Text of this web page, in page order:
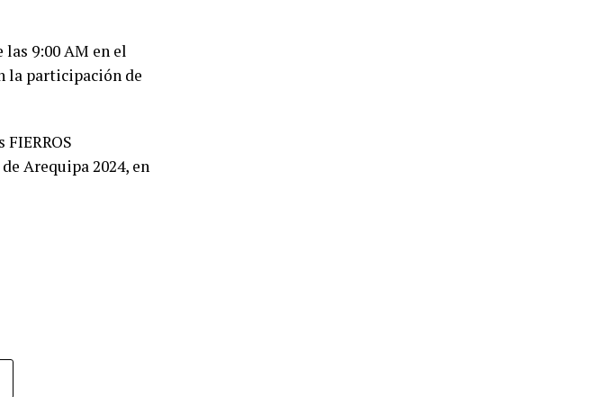
las 9:00 AM en el
la participación de
Arequipa 2024, en